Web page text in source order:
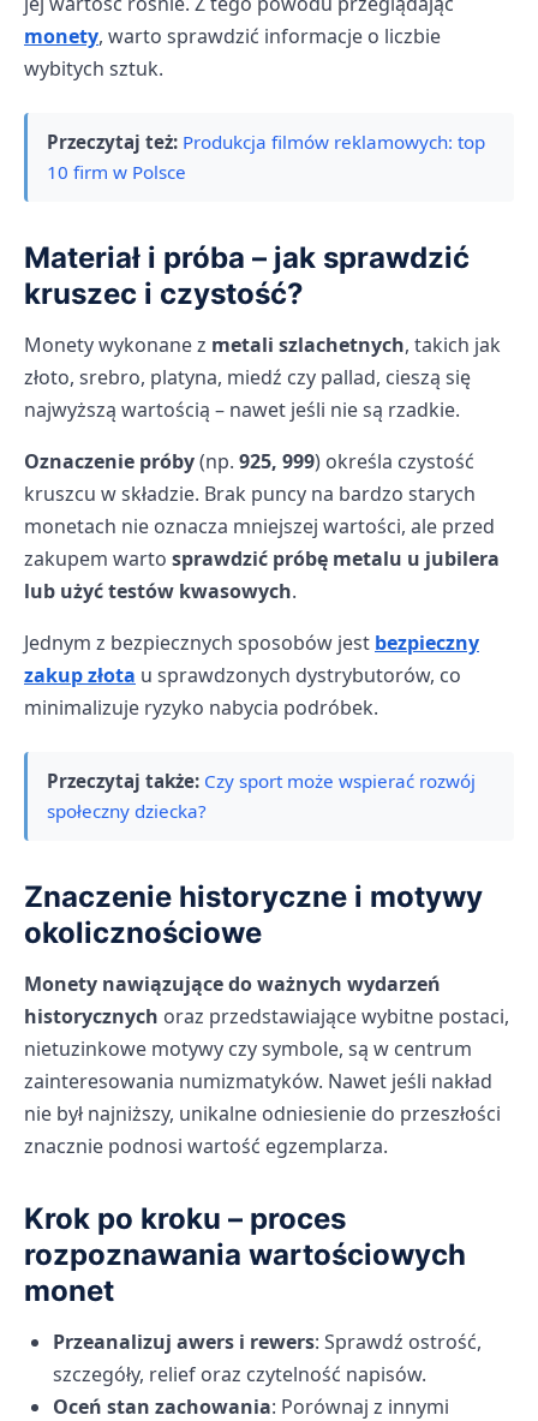
monety, warto sprawdzić informacje o liczbie
wybitych sztuk.
Przeczytaj też: Produkcja filmów reklamowych: top
10 firm w Polsce
Materiał i próba – jak sprawdzić
kruszec i czystość?
Monety wykonane z metali szlachetnych, takich jak
złoto, srebro, platyna, miedź czy pallad, cieszą się
najwyższą wartością – nawet jeśli nie są rzadkie.
Oznaczenie próby(np. 925, 999) określa czystość
kruszcu w składzie. Brak puncy na bardzo starych
monetach nie oznacza mniejszej wartości, ale przed
zakupem warto sprawdzić próbę metalu u jubilera
lub użyć testów kwasowych.
Jednym z bezpiecznych sposobów jest bezpieczny
zakup złota u sprawdzonych dystrybutorów, co
minimalizuje ryzyko nabycia podróbek.
Przeczytaj także: Czy sport może wspierać rozwój
społeczny dziecka?
Znaczenie historyczne i motywy
okolicznościowe
Monety nawiązujące do ważnych wydarzeń
historycznych oraz przedstawiające wybitne postaci,
nietuzinkowe motywy czy symbole, są w centrum
zainteresowania numizmatyków. Nawet jeśli nakład
nie był najniższy, unikalne odniesienie do przeszłości
znacznie podnosi wartość egzemplarza.
Krok po kroku – proces
rozpoznawania wartościowych
monet
Przeanalizuj awers i rewers: Sprawdź ostrość,
szczegóły, relief oraz czytelność napisów.
Oceń stan zachowania: Porównaj z innymi